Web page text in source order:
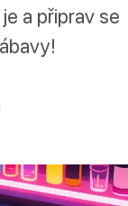
a připrav se